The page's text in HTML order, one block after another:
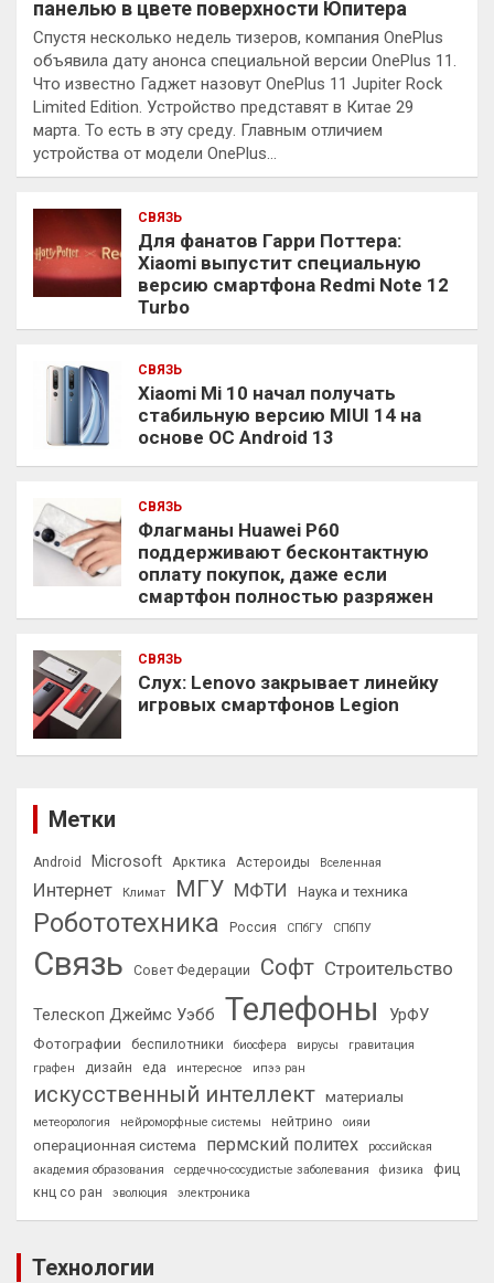
панелью в цвете поверхности Юпитера
Спустя несколько недель тизеров, компания OnePlus
объявила дату анонса специальной версии OnePlus 11.
Что известно Гаджет назовут OnePlus 11 Jupiter Rock
Limited Edition. Устройство представят в Китае 29
марта. То есть в эту среду. Главным отличием
устройства от модели OnePlus…
СВЯЗЬ
Для фанатов Гарри Поттера:
Xiaomi выпустит специальную
версию смартфона Redmi Note 12
Turbo
СВЯЗЬ
Xiaomi Mi 10 начал получать
стабильную версию MIUI 14 на
основе ОС Android 13
СВЯЗЬ
Флагманы Huawei P60
поддерживают бесконтактную
оплату покупок, даже если
смартфон полностью разряжен
СВЯЗЬ
Слух: Lenovo закрывает линейку
игровых смартфонов Legion
Метки
Android Microsoft Арктика Астероиды Вселенная
Интернет Климат МГУ МФТИ Наука и техника
Робототехника Россия СПбГУ СПбПУ
Связь Совет Федерации Софт Строительство
Телескоп Джеймс Уэбб Телефоны УрФУ
Фотографии беспилотники биосфера вирусы
гравитация
графен
дизайн еда интересное ипээ ран
искусственный интеллект материалы
метеорология нейроморфные системы нейтрино оияи
операционная система пермский политех
российская
академия образования
сердечно-сосудистые заболевания физика
фиц
кнц со ран
эволюция электроника
Технологии